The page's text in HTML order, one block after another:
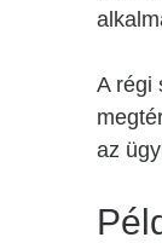
A régi
az